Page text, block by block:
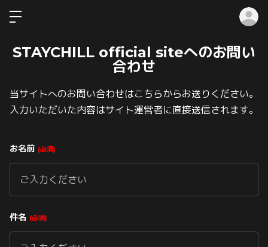
STAYCHILL official siteへのお問い
合わせ
当サイトへのお問い合わせはこちらからお送りください。
入力いただいた内容はサイト運営者に直接送信されます。
お名前 必須
件名 必須